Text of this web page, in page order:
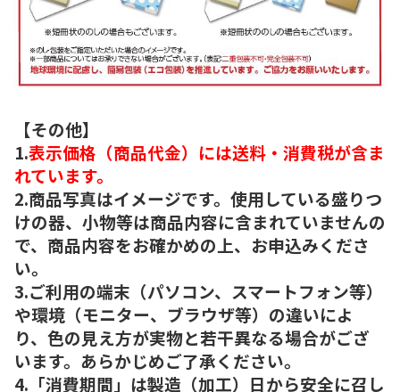
【その他】
1.表示価格（商品代金）には送料・消費税が含ま
れています。
2.商品写真はイメージです。使用している盛りつ
けの器、小物等は商品内容に含まれていませんの
で、商品内容をお確かめの上、お申込みくださ
い。
3.ご利用の端末（パソコン、スマートフォン等）
や環境（モニター、ブラウザ等）の違いによ
り、色の見え方が実物と若干異なる場合がござ
います。あらかじめご了承ください。
4.「消費期間」は製造（加工）日から安全に召し